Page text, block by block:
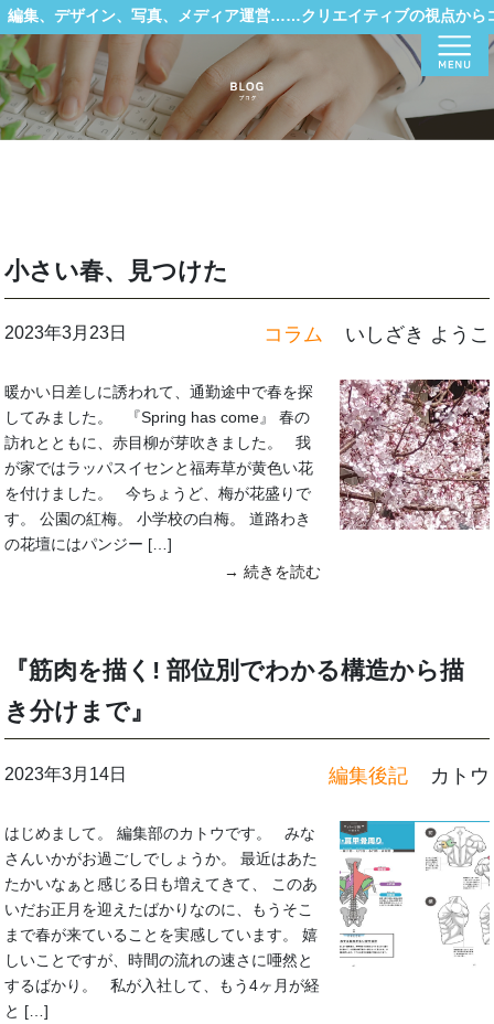
編集、デザイン、写真、メディア運営……クリエイティブの視点から
小さい春、見つけた
2023年3月23日 コラム いしざき ようこ
暖かい日差しに誘われて、通勤途中で春を探
してみました。 『Spring has come』 春の
訪れとともに、赤目柳が芽吹きました。 我
が家ではラッパスイセンと福寿草が黄色い花
を付けました。 今ちょうど、梅が花盛りで
す。 公園の紅梅。 小学校の白梅。 道路わき
の花壇にはパンジー […]
→ 続きを読む
『筋肉を描く! 部位別でわかる構造から描
き分けまで』
2023年3月14日 編集後記 カトウ
はじめまして。 編集部のカトウです。 みな
さんいかがお過ごしでしょうか。 最近はあた
たかいなぁと感じる日も増えてきて、 このあ
いだお正月を迎えたばかりなのに、もうそこ
まで春が来ていることを実感しています。 嬉
しいことですが、時間の流れの速さに唖然と
するばかり。 私が入社して、もう4ヶ月が経
と […]